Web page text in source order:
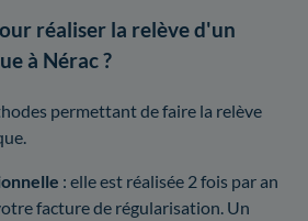
réaliser la relève d'un
à Nérac ?
permettant de faire la relève
: elle est réalisée 2 fois par an
facture de régularisation. Un